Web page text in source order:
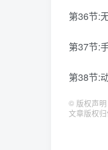
第36节:
第37节:
第38节:
© 版权声明
文章版权